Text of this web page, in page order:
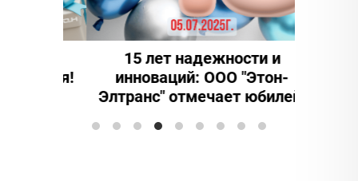
15 лет надежности и
инноваций: ООО "Этон-
Элтранс" отмечает юбилей!